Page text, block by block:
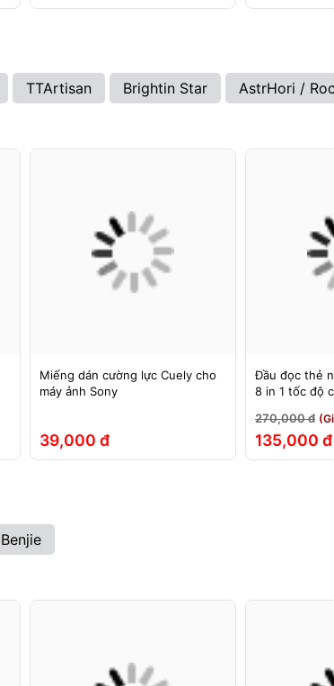
TTArtisan Brightin Star AstrHori /
Miếng dán cường lực Cuely cho
máy ảnh Sony
39,000 đ
Đầu đọc thẻ
8 in 1 tốc độ
270,000 đ
135,000 đ
Benjie